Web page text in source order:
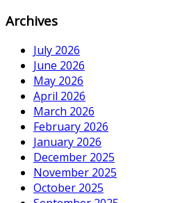
Archives
July 2026
June 2026
May 2026
April 2026
March 2026
February 2026
January 2026
December 2025
November 2025
October 2025